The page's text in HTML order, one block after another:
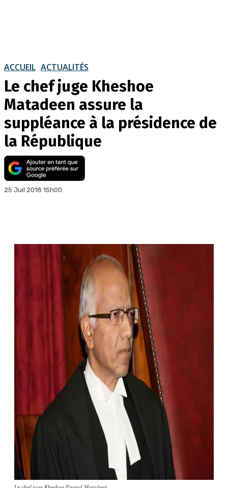
ACCUEIL ACTUALITÉS
Le chef juge Kheshoe
Matadeen assure la
suppléance à la présidence de
la République
25 Juil 2018 15h00